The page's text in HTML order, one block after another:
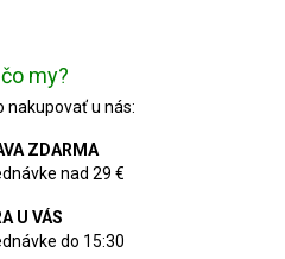
my?
nakupovať u nás:
ZDARMA
nad 29 €
U VÁS
do 15:30